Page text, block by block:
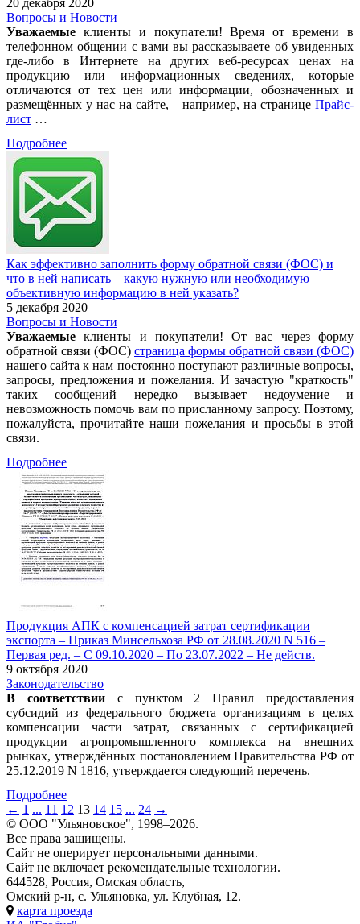
Вопросы и Новости
Уважаемые клиенты и покупатели! Время от времени в
телефонном общении с вами вы рассказываете об увиденных
где-либо в Интернете на других веб-ресурсах ценах на
продукцию или информационных сведениях, которые
отличаются от тех цен или информации, обозначенных и
размещённых у нас на сайте, – например, на странице Прайс-
лист …
Подробнее
Как эффективно заполнить форму обратной связи (ФОС) и
что в ней написать – какую нужную или необходимую
объективную информацию в ней указать?
5 декабря 2020
Вопросы и Новости
Уважаемые клиенты и покупатели! От вас через форму
обратной связи (ФОС) страница формы обратной связи (ФОС)
нашего сайта к нам постоянно поступают различные вопросы,
запросы, предложения и пожелания. И зачастую "краткость"
таких сообщений нередко вызывает недоумение и
невозможность помочь вам по присланному запросу. Поэтому,
пожалуйста, прочитайте наши пожелания и просьбы в этой
связи.
Подробнее
Продукция АПК с компенсацией затрат сертификации
экспорта – Приказ Минсельхоза РФ от 28.08.2020 N 516 –
Первая ред. – С 09.10.2020 – По 23.07.2022 – Не действ.
9 октября 2020
Законодательство
В соответствиис пунктом 2 Правил предоставления
субсидий из федерального бюджета организациям в целях
компенсации части затрат, связанных с сертификацией
продукции агропромышленного комплекса на внешних
рынках, утверждённых постановлением Правительства РФ от
25.12.2019 N 1816, утверждается следующий перечень.
Подробнее
← 1 ... 11 12 13 14 15 ... 24 →
© ООО "Ульяновское", 1998–2026.
Все права защищены.
Сайт не оперирует персональными данными.
Сайт не включает рекомендательные технологии.
644528, Россия, Омская область,
Омский р-н, с. Ульяновка, ул. Клубная, 12.
карта проезда